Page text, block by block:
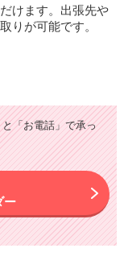
けます。出張先や
りが可能です。
「お電話」で承っ
ー